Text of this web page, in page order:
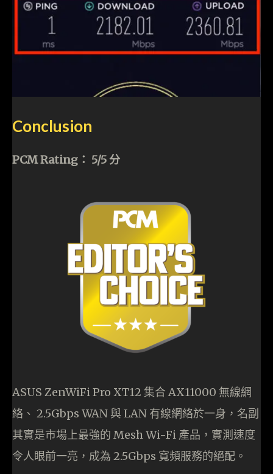
Conclusion
PCM Rating： 5/5 分
ASUS ZenWiFi Pro XT12 集合 AX11000 無線網
絡、 2.5Gbps WAN 與 LAN 有線網絡於一身，名副
其實是市場上最強的 Mesh Wi-Fi 產品，實測速度
令人眼前一亮，成為 2.5Gbps 寬頻服務的絕配。